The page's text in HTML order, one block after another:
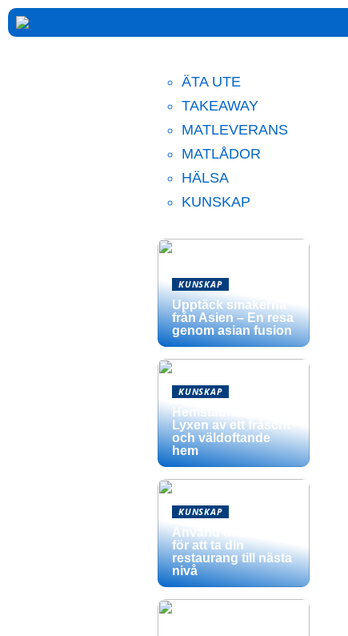
ÄTA UTE
TAKEAWAY
MATLEVERANS
MATLÅDOR
HÄLSA
KUNSKAP
KUNSKAP
Upptäck smakerna
från Asien – En resa
genom asian fusion
KUNSKAP
Hemstädning –
Lyxen av ett fräscht
och väldoftande
hem
KUNSKAP
Använd dessa tips
för att ta din
restaurang till nästa
nivå